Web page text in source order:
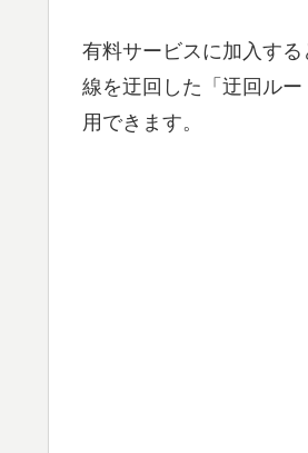
有料サービスに加入す
線を迂回した「迂回ル
用できます。